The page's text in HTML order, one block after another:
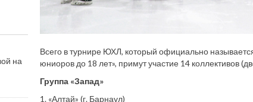
Всего в турнире ЮХЛ, который официально
юниоров до 18 лет», примут участие 14 коллективов
Группа «Запад»
1. «Алтай» (г. Барнаул)
на